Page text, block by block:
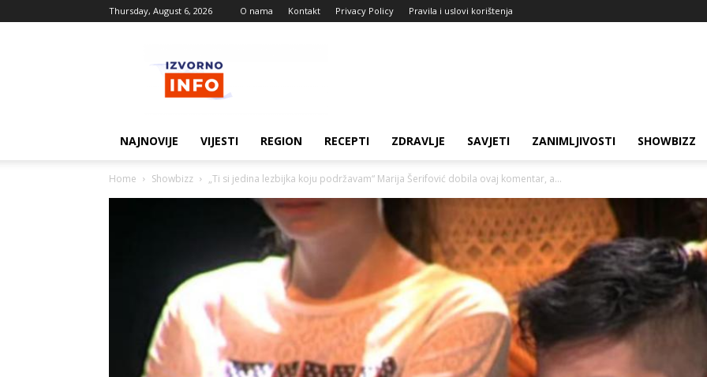
Thursday, August 6, 2026 O nama Kontakt Privacy Policy Pravila i uslovi korištenja
vijesti
NAJNOVIJE VIJESTI REGION RECEPTI ZDRAVLJE SAVJETI ZANIMLJIVOSTI SHOWBIZZ
Home Showbizz „Ti si jedina lezbijka koju podržavam“ Marija Šerifović dobila ovaj komentar, a...